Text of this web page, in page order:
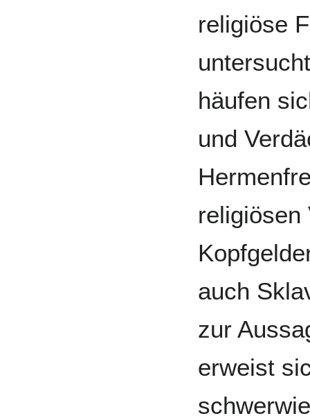
religiöse
häufen
und
religiösen
auch
zur
erweist